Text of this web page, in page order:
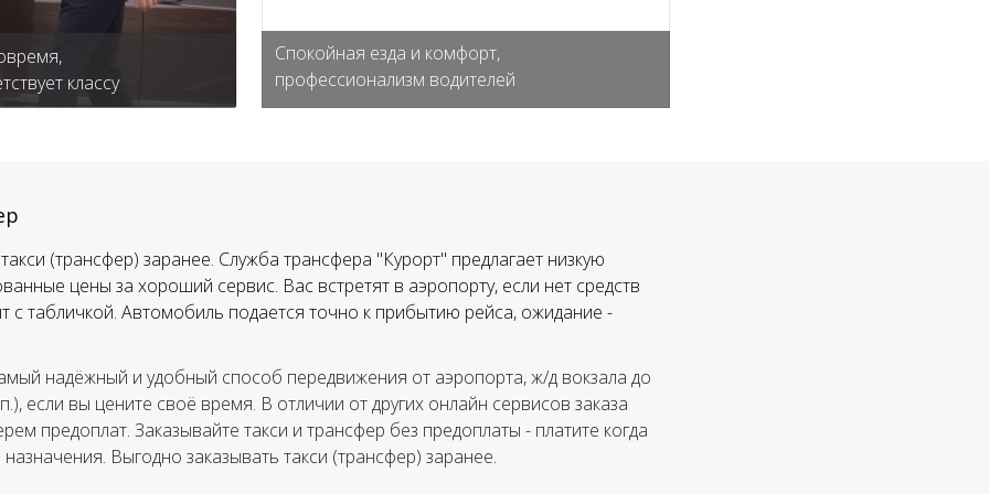
классу
Спокойная езда и комфорт,
профессионализм водителей
надёжный и удобный способ передвижения от аэропорта, ж/д вокзала до
если вы цените своё время. В отличии от других онлайн сервисов заказа
предоплат. Заказывайте такси и трансфер без предоплаты - платите когда
Выгодно заказывать такси (трансфер) заранее.
(трансфер) заранее. Служба трансфера "Курорт" предлагает низкую
цены за хороший сервис. Вас встретят в аэропорту, если нет средств
с табличкой. Автомобиль подается точно к прибытию рейса, ожидание -